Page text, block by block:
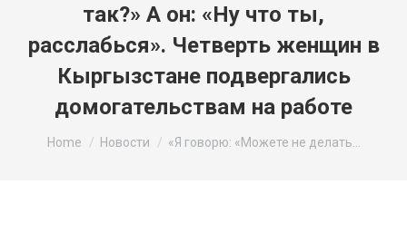
так?» А он: «Ну что ты,
расслабься». Четверть женщин в
Кыргызстане подвергались
домогательствам на работе
You are here:
Home Новости «Я говорю: «Можете не делать…